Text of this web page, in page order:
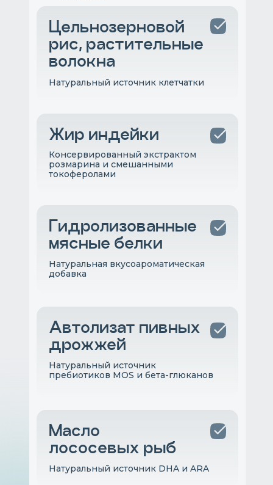
Жир индейки
Консервированный экстрактом
розмарина и смешанными
токоферолами
Цельнозерновой
рис, растительные
волокна
Натуральный источник клетчатки
Гидролизованные
мясные белки
Натуральная вкусоароматическая
добавка
Автолизат пивных
дрожжей
Натуральный источник
пребиотиков MOS и бета-глюканов
Масло
лососевых рыб
Натуральный источник DHA и ARA